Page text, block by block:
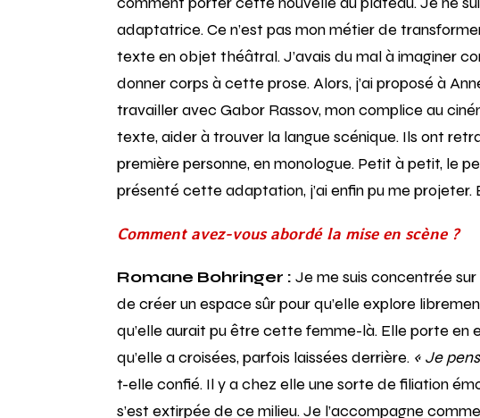
adaptatrice. Ce n’est pas mon métier de
texte en objet théâtral. J’avais du mal à imaginer
donner corps à cette prose. Alors, j’ai proposé à
travailler avec Gabor Rassov, mon complice au
texte, aider à trouver la langue scénique. Ils ont
première personne, en monologue. Petit à petit, le
présenté cette adaptation, j’ai enfin pu me projeter.
Comment avez-vous abordé la mise en scène ?
Romane Bohringer : Je me suis concentrée sur
de créer un espace sûr pour qu’elle explore
qu’elle aurait pu être cette femme-là. Elle porte en
qu’elle a croisées, parfois laissées derrière. « Je
t-elle confié. Il y a chez elle une sorte de filiation
s’est extirpée de ce milieu. Je l’accompagne